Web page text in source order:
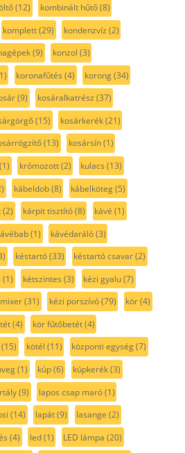
(12) kombinált hűtő(8)
komplett(29) kondenzvíz (2)
(9) konzol (3)
koronafűtés (4) korong(34)
(9) kosáralkatrész (37)
(15) kosárkerék(21)
(13) kosársín(1)
(1) krómozott(2) kulacs (13)
kábeldob(8) kábelköteg(5)
(2) kárpit tisztító(8) kávé (1)
(1) kávédaráló(3)
késtartó(33) késtartó csavar(2)
(1) kétszintes (3) kézi gyalu(7)
(31) kézi porszívó(79) kör(4)
(4) kör fűtőbetét(4)
(15) kötél (11) központi egység(7)
(1) kúp(6) kúpkerék(3)
(9) lapos csap maró(1)
(14) lapát(9) lasange (2)
(4) led(1) LED lámpa (20)